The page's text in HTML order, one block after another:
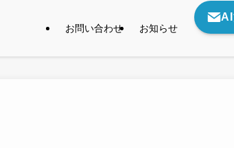
お問い合わせ お知らせ
AI